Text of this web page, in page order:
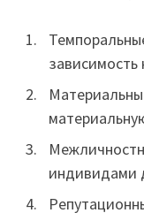
зависимость
индивидами